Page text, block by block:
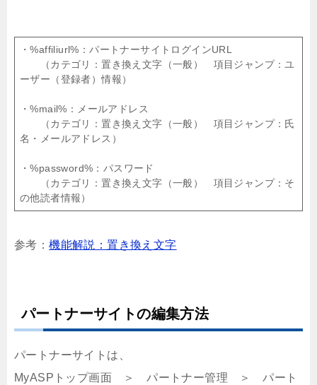
・%affiliurl%：パートナーサイトログインURL
（カテゴリ：置き換え文字（一般） 項目ジャンプ：ユ
ーザー（登録者）情報）
・%mail%：メールアドレス
（カテゴリ：置き換え文字（一般） 項目ジャンプ：氏
名・メールアドレス）
・%password%：パスワード
（カテゴリ：置き換え文字（一般） 項目ジャンプ：そ
の他読者情報）
参考：機能解説：置き換え文字
パートナーサイトの編集方法
パートナーサイトは、
MyASPトップ画面 ＞ パートナー管理 ＞ パート